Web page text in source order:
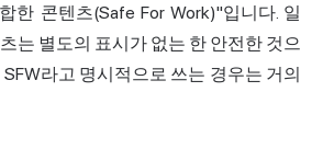
한 콘텐츠(Safe For Work)"입니다. 일
는 별도의 표시가 없는 한 안전한 것으
라고 명시적으로 쓰는 경우는 거의